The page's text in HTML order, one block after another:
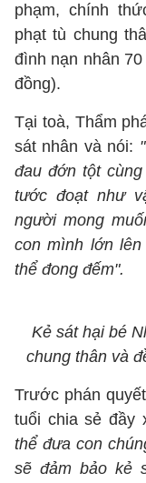
phạm, chính
phạt tù chung
đình nạn nhân
đồng).
Tại toà, Thẩm
sát nhân và nói:
đau đớn tột
tước đoạt như
người mong
con mình lớn
thể đong đếm".
Kẻ sát hại bé
chung thân và
Trước phán
tuổi chia sẻ đầy
thể đưa con
sẽ đảm bảo kẻ